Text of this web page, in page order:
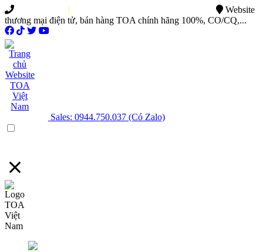
|
Website
thương mại điện tử, bán hàng TOA chính hãng 100%, CO/CQ,...
Sales: 0944.750.037 (Có Zalo)